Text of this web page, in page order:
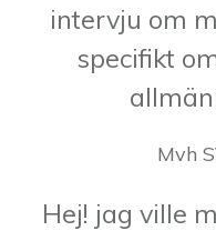
intervju om
specifikt
Mvh
Hej! jag ville